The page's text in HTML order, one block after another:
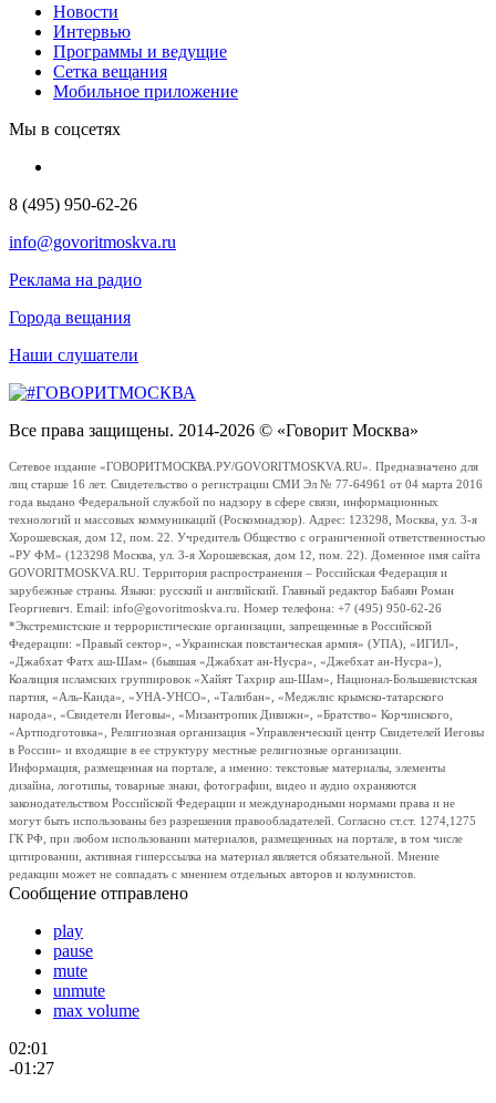
Новости
Интервью
Программы и ведущие
Сетка вещания
Мобильное приложение
Мы в соцсетях
8 (495) 950-62-26
info@govoritmoskva.ru
Реклама на радио
Города вещания
Наши слушатели
Все права защищены. 2014-2026 © «Говорит Москва»
Сетевое издание «ГОВОРИТМОСКВА.РУ/GOVORITMOSKVA.RU». Предназначено для
лиц старше 16 лет. Свидетельство о регистрации СМИ Эл № 77-64961 от 04 марта 2016
года выдано Федеральной службой по надзору в сфере связи, информационных
технологий и массовых коммуникаций (Роскомнадзор). Адрес: 123298, Москва, ул. 3-я
Хорошевская, дом 12, пом. 22. Учредитель Общество с ограниченной ответственностью
«РУ ФМ» (123298 Москва, ул. 3-я Хорошевская, дом 12, пом. 22). Доменное имя сайта
GOVORITMOSKVA.RU. Территория распространения – Российская Федерация и
зарубежные страны. Языки: русский и английский. Главный редактор Бабаян Роман
Георгиевич. Email: info@govoritmoskva.ru. Номер телефона: +7 (495) 950-62-26
*Экстремистские и террористические организации, запрещенные в Российской
Федерации: «Правый сектор», «Украинская повстанческая армия» (УПА), «ИГИЛ»,
«Джабхат Фатх аш-Шам» (бывшая «Джабхат ан-Нусра», «Джебхат ан-Нусра»),
Коалиция исламских группировок «Хайят Тахрир аш-Шам», Национал-Большевистская
партия, «Аль-Каида», «УНА-УНСО», «Талибан», «Меджлис крымско-татарского
народа», «Свидетели Иеговы», «Мизантропик Дивижн», «Братство» Корчинского,
«Артподготовка», Религиозная организация «Управленческий центр Свидетелей Иеговы
в России» и входящие в ее структуру местные религиозные организации.
Информация, размещенная на портале, а именно: текстовые материалы, элементы
дизайна, логотипы, товарные знаки, фотографии, видео и аудио охраняются
законодательством Российской Федерации и международными нормами права и не
могут быть использованы без разрешения правообладателей. Согласно ст.ст. 1274,1275
ГК РФ, при любом использовании материалов, размещенных на портале, в том числе
цитировании, активная гиперссылка на материал является обязательной. Мнение
редакции может не совпадать с мнением отдельных авторов и колумнистов.
Сообщение отправлено
play
pause
mute
unmute
max volume
02:01
-01:27